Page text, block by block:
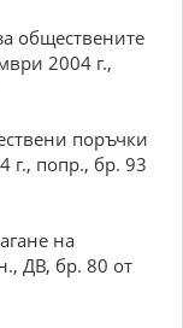
обществените
2004 г.,
поръчки
г., попр., бр. 93
на
ДВ, бр. 80 от